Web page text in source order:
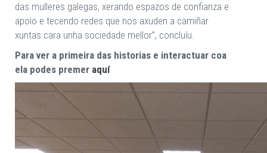
das mulleres galegas, xerando espazos de confianza e
apoio e tecendo redes que nos axuden a camiñar
xuntas cara unha sociedade mellor”, concluíu.
Para ver a primeira das historias e interactuar coa
ela podes premer aquí